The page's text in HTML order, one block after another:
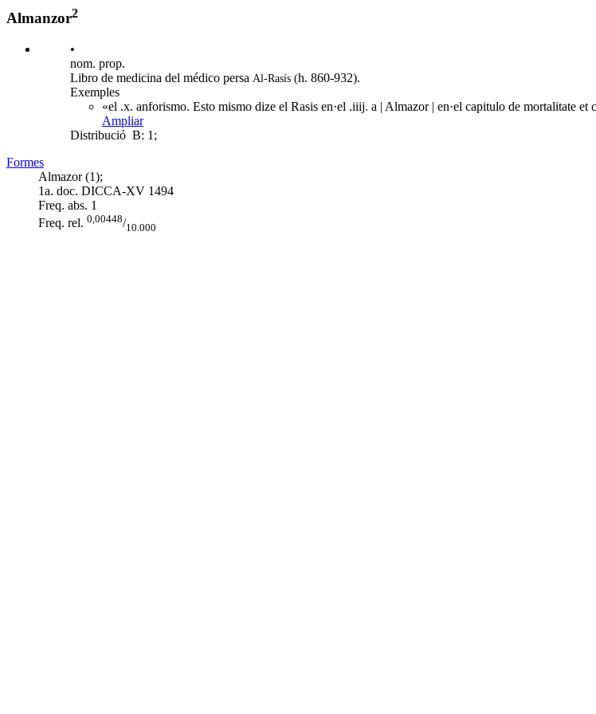
Almanzor2
•
nom. prop.
Libro de medicina del médico persa Al-Rasís (h. 860-932).
Exemples
«el .x. anforismo. Esto mismo dize el Rasis en·el .iiij. a | Almazor | en·el capitulo de mortalitate
Ampliar
Distribució B: 1;
Formes
Almazor (1);
1a. doc. DICCA-XV 1494
Freq. abs. 1
Freq. rel. 0,00448/10.000